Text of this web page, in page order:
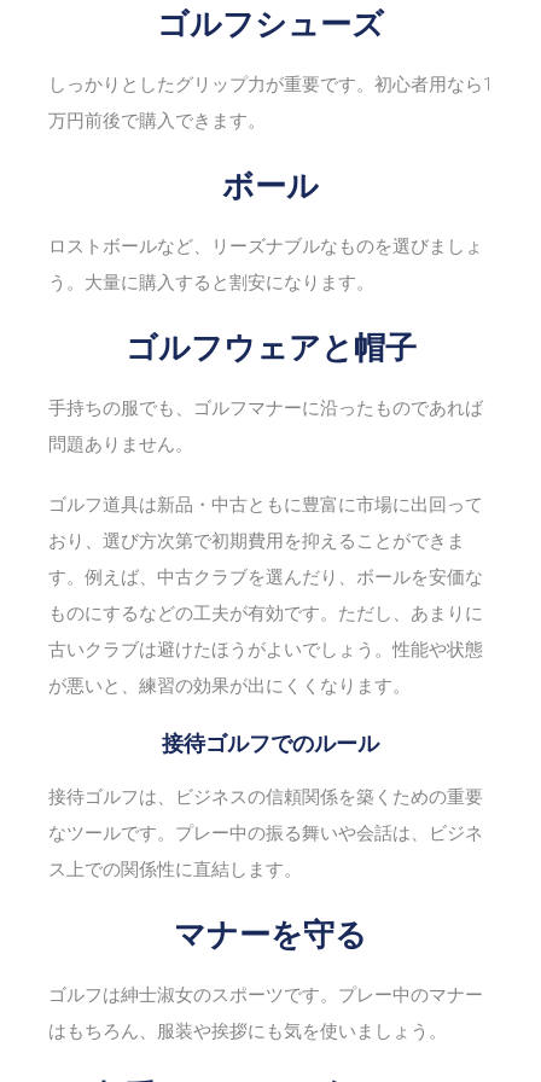
ゴルフシューズ
しっかりとしたグリップ力が重要です。初心者用なら1
万円前後で購入できます。
ボール
ロストボールなど、リーズナブルなものを選びましょ
う。大量に購入すると割安になります。
ゴルフウェアと帽子
手持ちの服でも、ゴルフマナーに沿ったものであれば
問題ありません。
ゴルフ道具は新品・中古ともに豊富に市場に出回って
おり、選び方次第で初期費用を抑えることができま
す。例えば、中古クラブを選んだり、ボールを安価な
ものにするなどの工夫が有効です。ただし、あまりに
古いクラブは避けたほうがよいでしょう。性能や状態
が悪いと、練習の効果が出にくくなります。
接待ゴルフでのルール
接待ゴルフは、ビジネスの信頼関係を築くための重要
なツールです。プレー中の振る舞いや会話は、ビジネ
ス上での関係性に直結します。
マナーを守る
ゴルフは紳士淑女のスポーツです。プレー中のマナー
はもちろん、服装や挨拶にも気を使いましょう。